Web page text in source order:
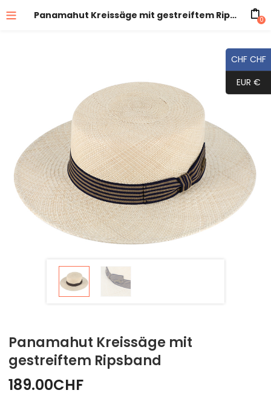
Panamahut Kreissäge mit gestreiftem Ripsband 0
Panamahut Kreissäge mit
gestreiftem Ripsband
189.00CHF
CHF CHF
EUR €